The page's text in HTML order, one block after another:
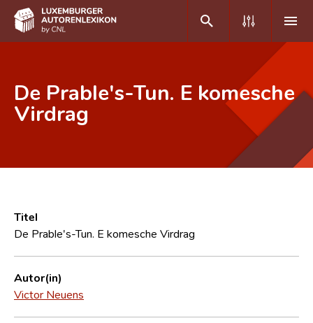
DE FR
Häufige Fragen und Antworten
CNL
Forschungsgruppe
Kontakt
De Prable's-Tun. E komesche
Virdrag
Titel
De Prable's-Tun. E komesche Virdrag
Autor(in)
Victor Neuens